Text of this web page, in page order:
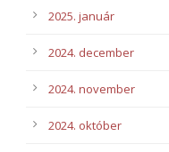
2025. január
2024. december
2024. november
2024. október